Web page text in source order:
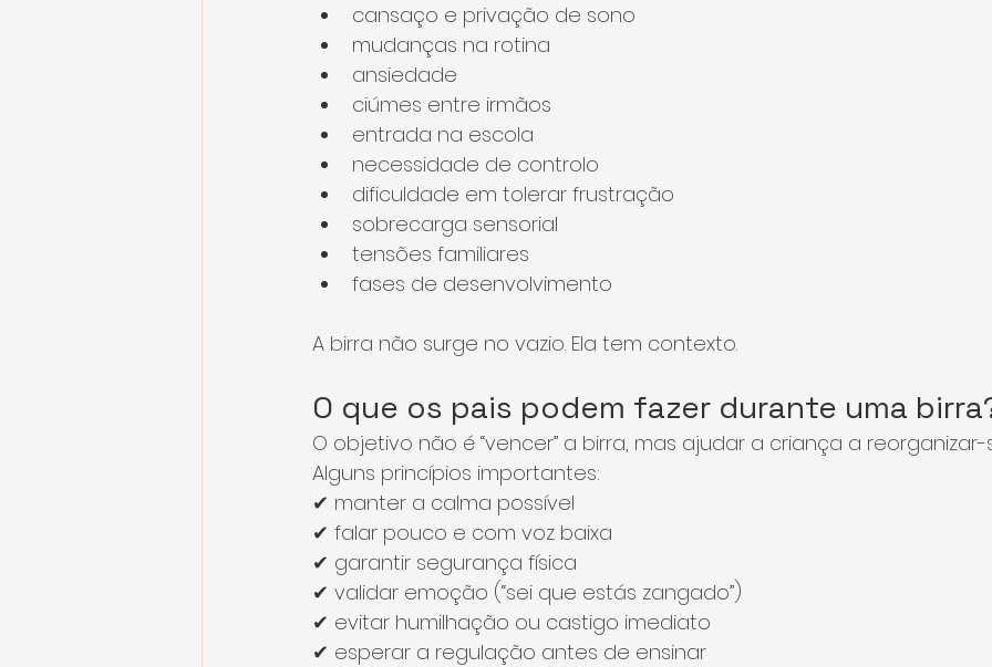
cansaço e privação de sono
mudanças na rotina
ansiedade
ciúmes entre irmãos
entrada na escola
necessidade de controlo
dificuldade em tolerar frustração
sobrecarga sensorial
tensões familiares
fases de desenvolvimento
A birra não surge no vazio. Ela tem contexto.
O que os pais podem fazer durante uma
O objetivo não é “vencer” a birra, mas ajudar a criança a reorganizar-
Alguns princípios importantes:
✔ manter a calma possível
✔ falar pouco e com voz baixa
✔ garantir segurança física
✔ validar emoção (“sei que estás zangado”)
✔ evitar humilhação ou castigo imediato
✔ esperar a regulação antes de ensinar